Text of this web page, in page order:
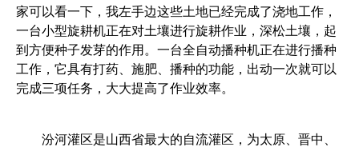
家可以看一下，我左手边这些土地已经完成了浇地工作，
一台小型旋耕机正在对土壤进行旋耕作业，深松土壤，起
到方便种子发芽的作用。一台全自动播种机正在进行播种
工作，它具有打药、施肥、播种的功能，出动一次就可以
完成三项任务，大大提高了作业效率。
汾河灌区是山西省最大的自流灌区，为太原、晋中、